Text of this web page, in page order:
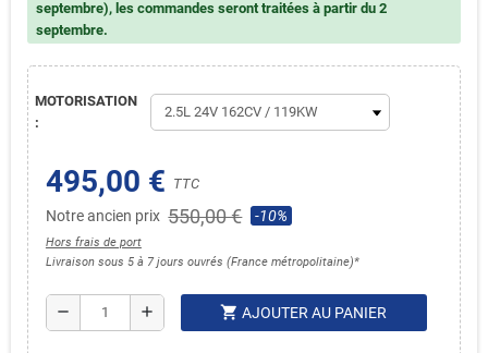
septembre), les commandes seront traitées à partir du 2
septembre.
MOTORISATION
:
495,00 € TTC
Notre ancien prix 550,00 € -10%
Hors frais de port
Livraison sous 5 à 7 jours ouvrés (France métropolitaine)*
remove add shopping_cart AJOUTER AU PANIER